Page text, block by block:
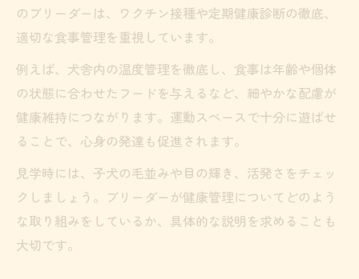
のブリーダーは、ワクチン接種や定期健康診断の徹底、
適切な食事管理を重視しています。
例えば、犬舎内の温度管理を徹底し、食事は年齢や個体
の状態に合わせたフードを与えるなど、細やかな配慮が
健康維持につながります。運動スペースで十分に遊ばせ
ることで、心身の発達も促進されます。
見学時には、子犬の毛並みや目の輝き、活発さをチェッ
クしましょう。ブリーダーが健康管理についてどのよう
な取り組みをしているか、具体的な説明を求めることも
大切です。